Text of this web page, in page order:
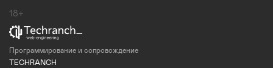
18+
Программирование и сопровождение
TECHRANCH